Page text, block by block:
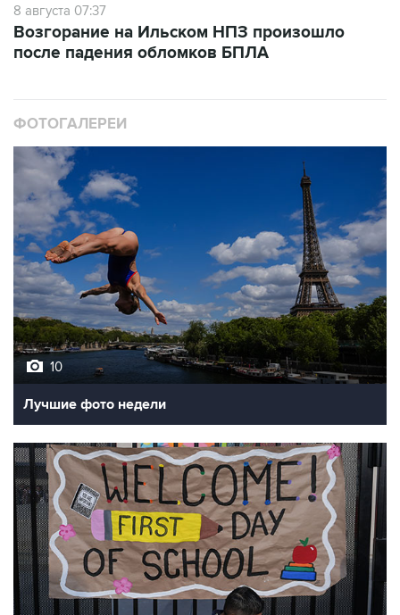
8 августа 07:37
Возгорание на Ильском НПЗ произошло
после падения обломков БПЛА
ФОТОГАЛЕРЕИ
10
Лучшие фото недели